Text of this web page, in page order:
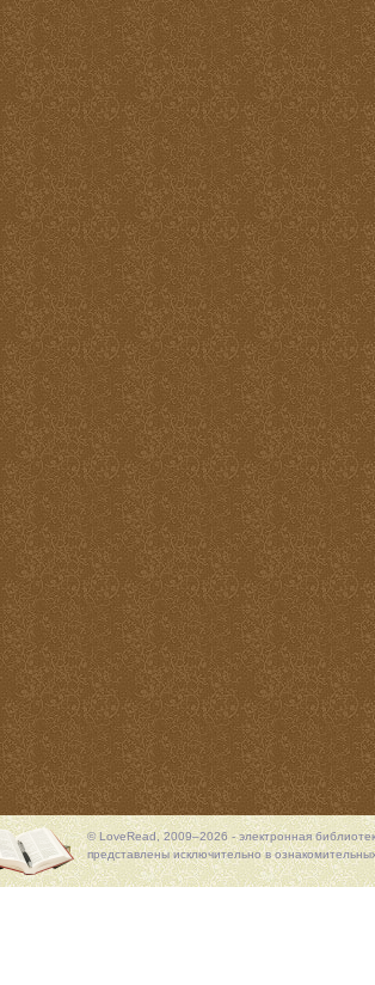
© LoveRead, 2009–2026 - электронная
представлены исключительно в